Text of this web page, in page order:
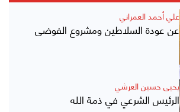
علي أحمد العمراني
عن عودة السلاطين ومشروع الفوضى
يحيى حسين العرشي
الرئيس الشرعي في ذمة الله